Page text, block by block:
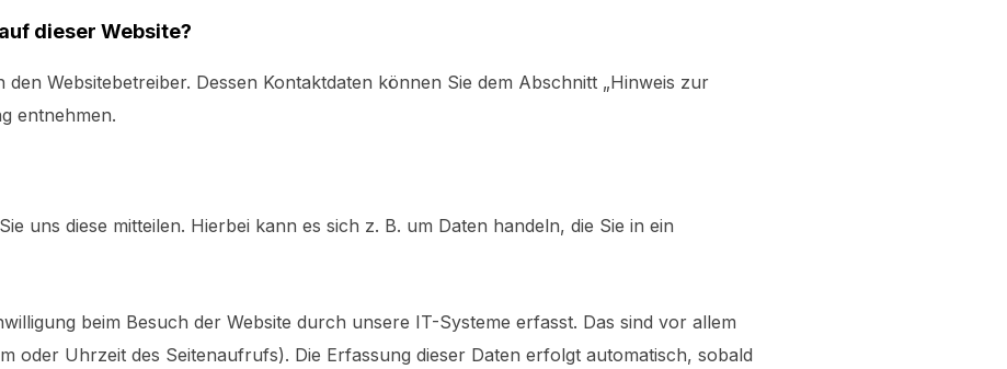
dieser Website?
Websitebetreiber. Dessen Kontaktdaten können Sie dem Abschnitt „Hinweis zur
entnehmen.
uns diese mitteilen. Hierbei kann es sich z. B. um Daten handeln, die Sie in ein
beim Besuch der Website durch unsere IT-Systeme erfasst. Das sind vor allem
oder Uhrzeit des Seitenaufrufs). Die Erfassung dieser Daten erfolgt automatisch, sobald